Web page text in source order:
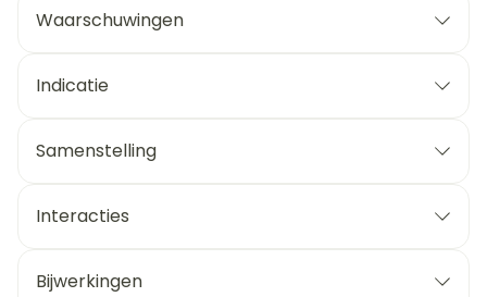
Waarschuwingen
Indicatie
Samenstelling
Interacties
Bijwerkingen